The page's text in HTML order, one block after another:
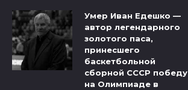
Умер Иван Едешко —
автор легендарного
золотого паса,
принесшего
баскетбольной
сборной СССР победу
на Олимпиаде в